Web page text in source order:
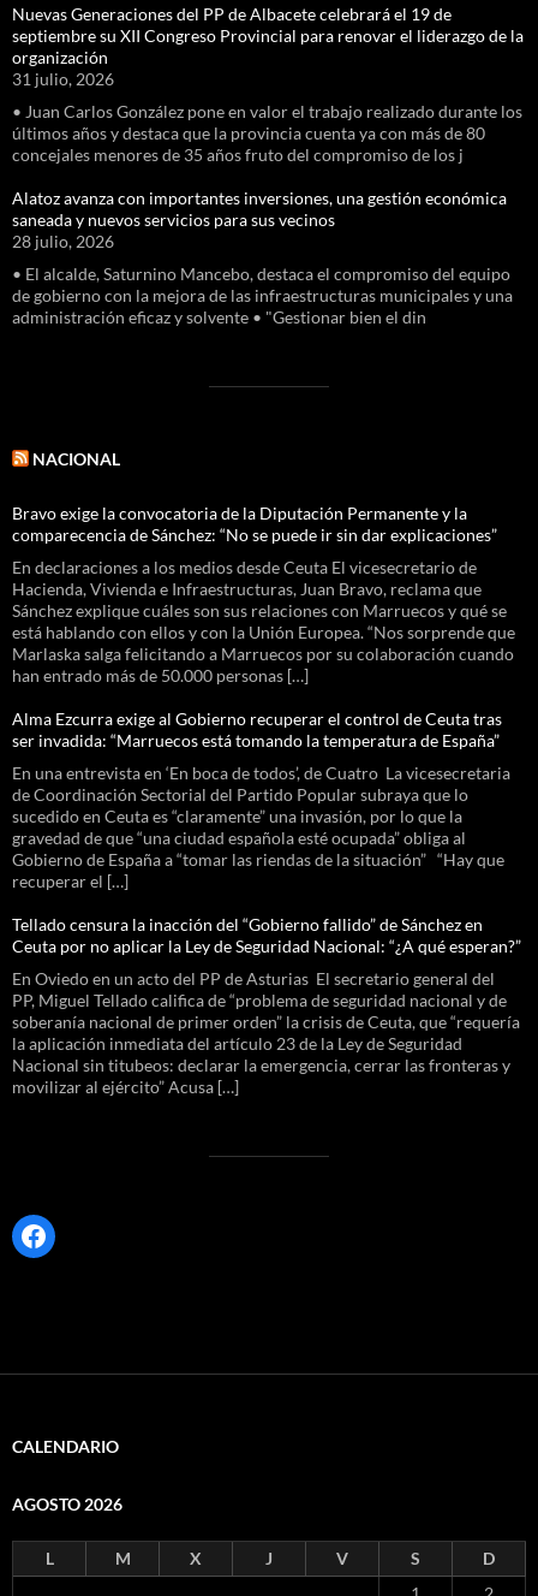
Nuevas Generaciones del PP de Albacete celebrará el 19 de
septiembre su XII Congreso Provincial para renovar el liderazgo de la
organización
31 julio, 2026
• Juan Carlos González pone en valor el trabajo realizado durante los
últimos años y destaca que la provincia cuenta ya con más de 80
concejales menores de 35 años fruto del compromiso de los j
Alatoz avanza con importantes inversiones, una gestión económica
saneada y nuevos servicios para sus vecinos
28 julio, 2026
• El alcalde, Saturnino Mancebo, destaca el compromiso del equipo
de gobierno con la mejora de las infraestructuras municipales y una
administración eficaz y solvente • "Gestionar bien el din
NACIONAL
Bravo exige la convocatoria de la Diputación Permanente y la
comparecencia de Sánchez: “No se puede ir sin dar explicaciones”
En declaraciones a los medios desde Ceuta El vicesecretario de
Hacienda, Vivienda e Infraestructuras, Juan Bravo, reclama que
Sánchez explique cuáles son sus relaciones con Marruecos y qué se
está hablando con ellos y con la Unión Europea. “Nos sorprende que
Marlaska salga felicitando a Marruecos por su colaboración cuando
han entrado más de 50.000 personas […]
Alma Ezcurra exige al Gobierno recuperar el control de Ceuta tras
ser invadida: “Marruecos está tomando la temperatura de España”
En una entrevista en ‘En boca de todos’, de Cuatro La vicesecretaria
de Coordinación Sectorial del Partido Popular subraya que lo
sucedido en Ceuta es “claramente” una invasión, por lo que la
gravedad de que “una ciudad española esté ocupada” obliga al
Gobierno de España a “tomar las riendas de la situación” “Hay que
recuperar el […]
Tellado censura la inacción del “Gobierno fallido” de Sánchez en
Ceuta por no aplicar la Ley de Seguridad Nacional: “¿A qué esperan?”
En Oviedo en un acto del PP de Asturias El secretario general del
PP, Miguel Tellado califica de “problema de seguridad nacional y de
soberanía nacional de primer orden” la crisis de Ceuta, que “requería
la aplicación inmediata del artículo 23 de la Ley de Seguridad
Nacional sin titubeos: declarar la emergencia, cerrar las fronteras y
movilizar al ejército” Acusa […]
Facebook
CALENDARIO
AGOSTO 2026
L M X J V S
D